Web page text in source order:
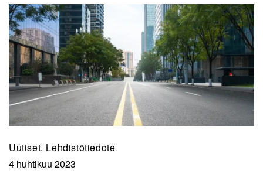
Uutiset, Lehdistötiedote
4 huhtikuu 2023